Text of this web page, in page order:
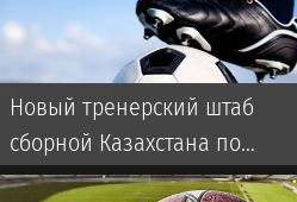
Новый тренерский штаб
сборной Казахстана по
футболу: кто будет помогать